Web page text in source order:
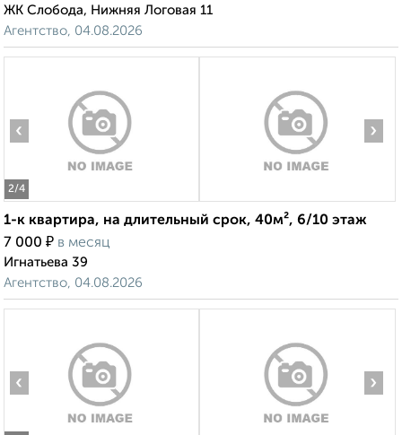
ЖК Слобода, Нижняя Логовая 11
Агентство, 04.08.2026
2/4
‹ ›
1-к квартира, на длительный срок, 40м², 6/10 этаж
7 000 ₽ в месяц
Игнатьева 39
Агентство, 04.08.2026
‹ ›